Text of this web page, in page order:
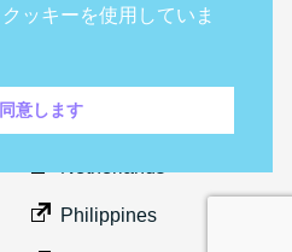
SITES
Middle East
Philippines
ッキーを使用していま
同意します